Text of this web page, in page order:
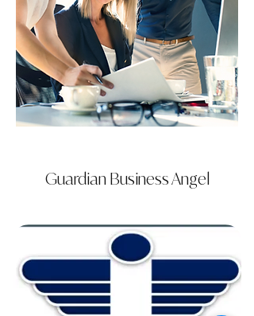
Guardian Business Angel